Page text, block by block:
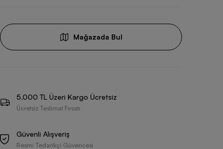
Mağazada Bul
5.000 TL Üzeri Kargo Ücretsiz
Ücretsiz Teslimat Fırsatı
Güvenli Alışveriş
Resmi Tedarikçi Güvencesi